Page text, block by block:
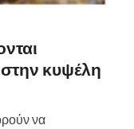
κυψέλη
να